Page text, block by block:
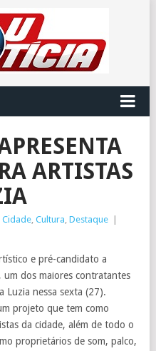
ARTISTAS
Cidade, Cultura, Destaque
e pré-candidato a
dos maiores contratantes
Luzia nessa sexta (27).
projeto que tem como
da cidade, além de todo o
proprietários de som, palco,